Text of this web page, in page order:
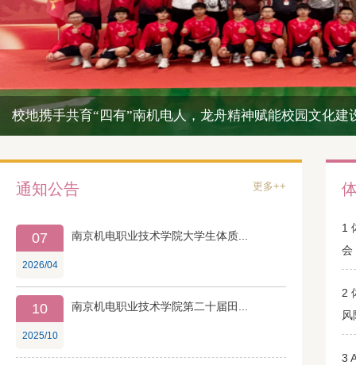
校地携手共育“四有”南机电人，龙舟精神赋能校园文化
通知公告 更多++
07
2026/04
南京机电职业技术学院大学生体质...
10
2025/10
南京机电职业技术学院第二十届田...
1
会
2
3